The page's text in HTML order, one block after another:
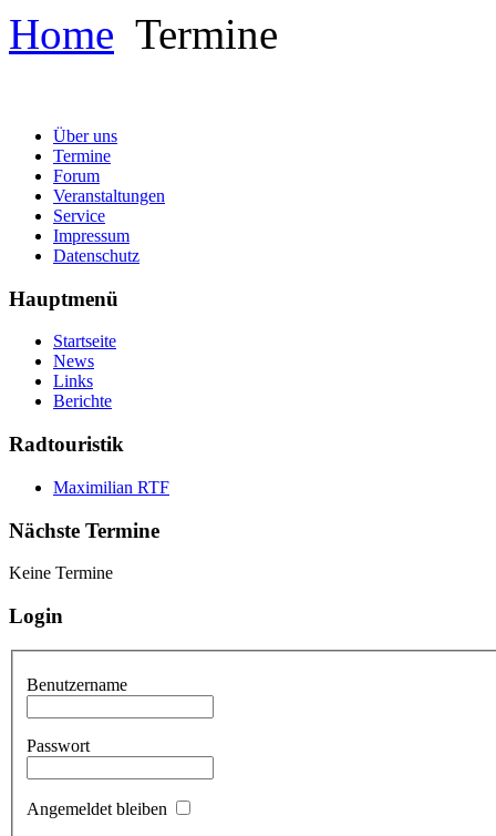
Home Termine
Über uns
Termine
Forum
Veranstaltungen
Service
Impressum
Datenschutz
Hauptmenü
Startseite
News
Links
Berichte
Radtouristik
Maximilian RTF
Nächste Termine
Keine Termine
Login
Benutzername
Passwort
Angemeldet bleiben